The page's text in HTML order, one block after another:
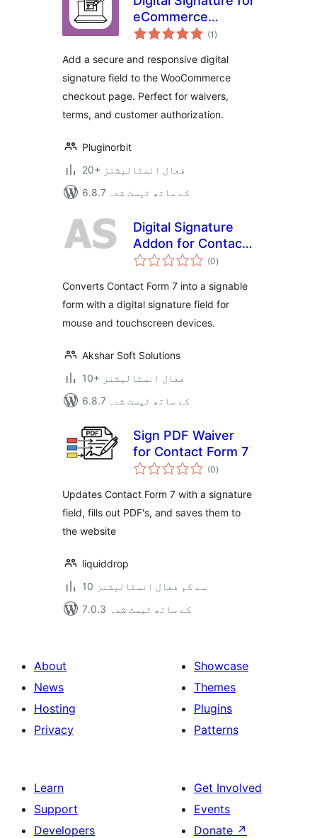
eCommerce
Checkout
(1 مجموعی
درجہ
)
Add a secure and responsive digital
signature field to the WooCommerce
checkout page. Perfect for waivers,
terms, and customer authorization.
Pluginorbit
20+ فعال انسٹالیشنز
6.8.7 کے ساتھ ٹیسٹ شدہ
Digital Signature
Addon for Contact
Form 7
(0مجموعی
درجہ
)
Converts Contact Form 7 into a signable
form with a digital signature field for
mouse and touchscreen devices.
Akshar Soft Solutions
10+ فعال انسٹالیشنز
6.8.7 کے ساتھ ٹیسٹ شدہ
Sign PDF Waiver
for Contact Form 7
(0مجموعی
درجہ
)
Updates Contact Form 7 with a signature
field, fills out PDF's, and saves them to
the website
liquiddrop
10 سے کم فعال انسٹالیشنز
7.0.3 کے ساتھ ٹیسٹ شدہ
About
News
Hosting
Privacy
Showcase
Themes
Plugins
Patterns
Learn
Support
Developers
Get Involved
Events
Donate ↗